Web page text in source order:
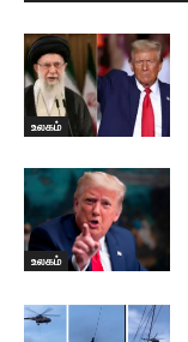
உலகம்
உலகம்